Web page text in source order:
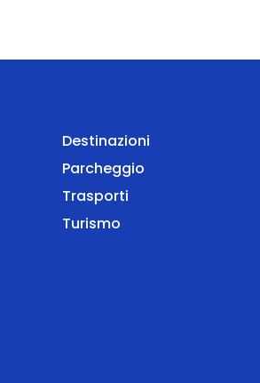
Destinazioni
Parcheggio
Trasporti
Turismo